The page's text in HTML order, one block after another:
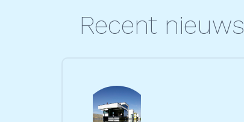
Recent nieuws